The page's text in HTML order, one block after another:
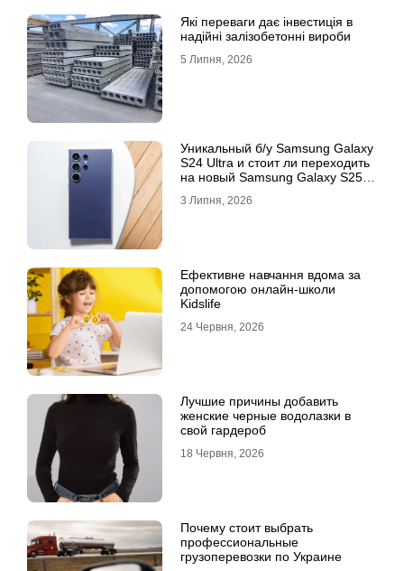
Які переваги дає інвестиція в
надійні залізобетонні вироби
5 Липня, 2026
Уникальный б/у Samsung Galaxy
S24 Ultra и стоит ли переходить
на новый Samsung Galaxy S25
3 Липня, 2026
Ефективне навчання вдома за
допомогою онлайн-школи
Kidslife
24 Червня, 2026
Лучшие причины добавить
женские черные водолазки в
свой гардероб
18 Червня, 2026
Почему стоит выбрать
профессиональные
грузоперевозки по Украине